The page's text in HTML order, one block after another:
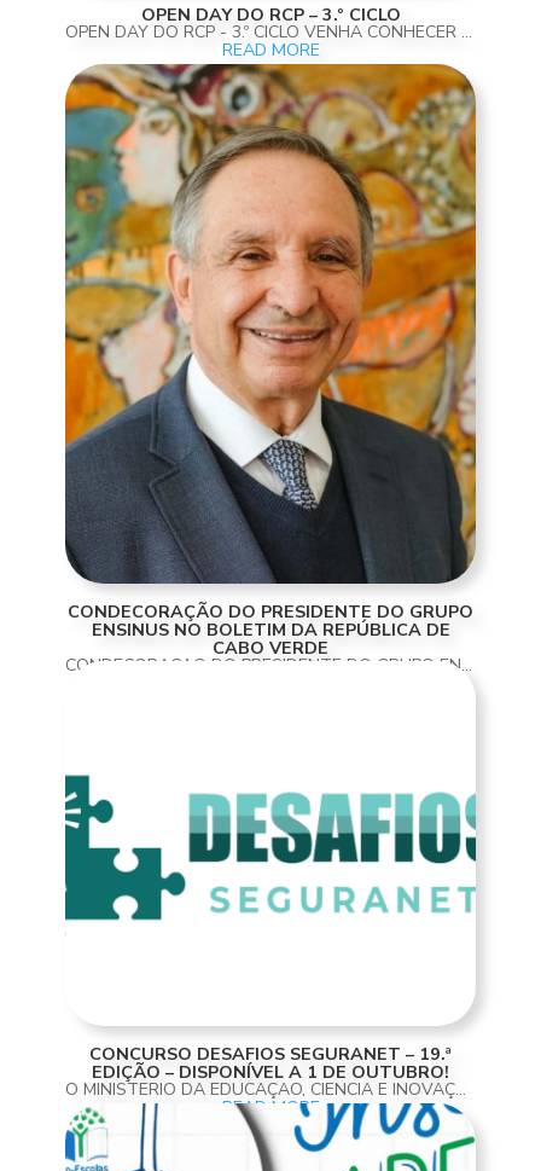
OPEN DAY DO RCP – 3.º CICLO
OPEN DAY DO RCP - 3.º CICLO VENHA CONHECER O PROJETO EDUCATIVO DO REAL COLÉGIO DE PORTUGAL É COM ENORME SATISFAÇÃO QUE INFORMAMOS QUE O REAL COLÉGIO DE PORTUGAL IRÁ ABRIR AS SUAS PORTAS, NO DIA 14 MAIO, COM INICIO ÀS 14H30 EM EXCLUSIVO, AOS/ÀS ALUNOS/AS DO COLÉGIO DE...
READ MORE
CONDECORAÇÃO DO PRESIDENTE DO GRUPO
ENSINUS NO BOLETIM DA REPÚBLICA DE
CABO VERDE
CONDECORAÇÃO DO PRESIDENTE DO GRUPO ENSINUS NO BOLETIM DA REPÚBLICA DE CABO VERDE NO ÂMBITO DA CELEBRAÇÃO DOS 50 ANOS DA INDEPENDÊNCIA DA REPÚBLICA DE CABO VERDE, SUA EXCELÊNCIA O SENHOR PRESIDENTE DA REPÚBLICA CONDECOROU COM A MEDALHA DE MÉRITO, 1.ª CLASSE, O...
CONCURSO DESAFIOS SEGURANET – 19.ª
EDIÇÃO – DISPONÍVEL A 1 DE OUTUBRO!
O MINISTÉRIO DA EDUCAÇÃO, CIÊNCIA E INOVAÇÃO, ATRAVÉS DO CENTRO DE SENSIBILIZAÇÃO SEGURANET E EM COLABORAÇÃO COM O CENTRO DE COMPETÊNCIA TIC DA ESE/IPS DE SANTARÉM, PROMOVE A 19.ª EDIÇÃO DO CONCURSO DESAFIOS SEGURANET. ESTE CONCURSO DESTINA-SE ÀS CRIANÇAS DA EDUCAÇÃO...
READ MORE